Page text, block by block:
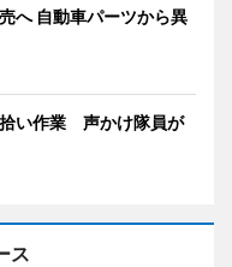
へ 自動車パーツから異
い作業 声かけ隊員が
ス